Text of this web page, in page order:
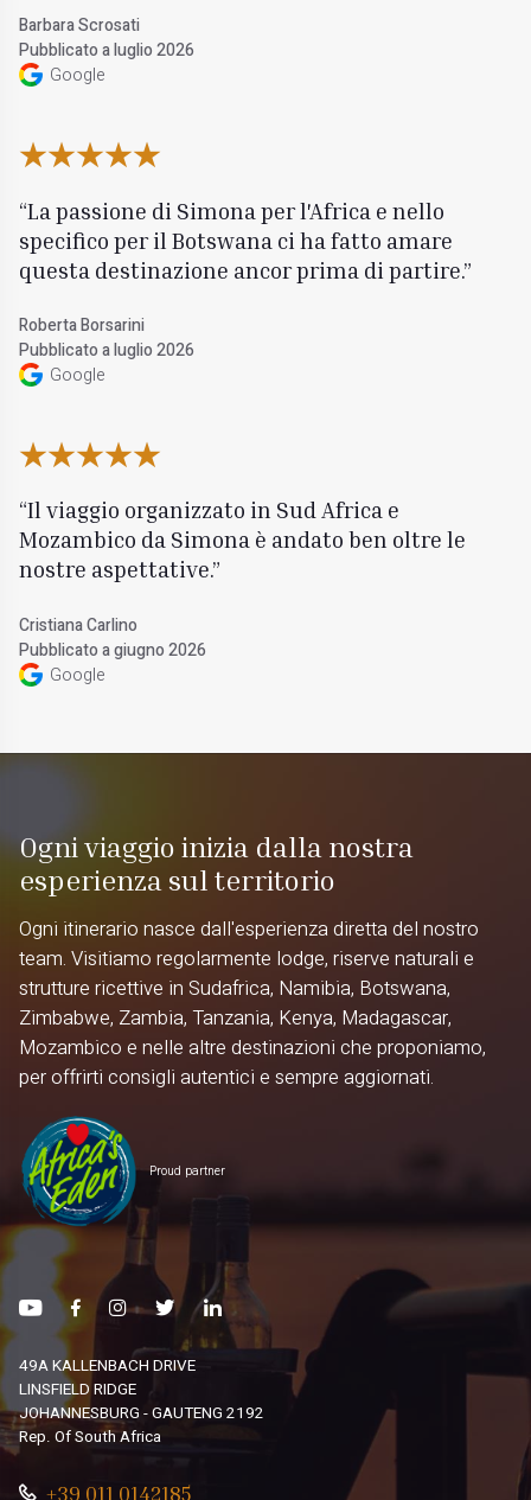
Barbara Scrosati
Pubblicato a luglio 2026
Google
La passione di Simona per l'Africa e nello
specifico per il Botswana ci ha fatto amare
questa destinazione ancor prima di partire.
Roberta Borsarini
Pubblicato a luglio 2026
Google
Il viaggio organizzato in Sud Africa e
Mozambico da Simona è andato ben oltre le
nostre aspettative.
Cristiana Carlino
Pubblicato a giugno 2026
Google
Ogni viaggio inizia dalla nostra
esperienza sul territorio
Ogni itinerario nasce dall'esperienza diretta del nostro
team. Visitiamo regolarmente lodge, riserve naturali e
strutture ricettive in Sudafrica, Namibia, Botswana,
Zimbabwe, Zambia, Tanzania, Kenya, Madagascar,
Mozambico e nelle altre destinazioni che proponiamo,
per offrirti consigli autentici e sempre aggiornati.
Proud partner
49A KALLENBACH DRIVE
LINSFIELD RIDGE
JOHANNESBURG - GAUTENG 2192
Rep. Of South Africa
+39 011 0142185